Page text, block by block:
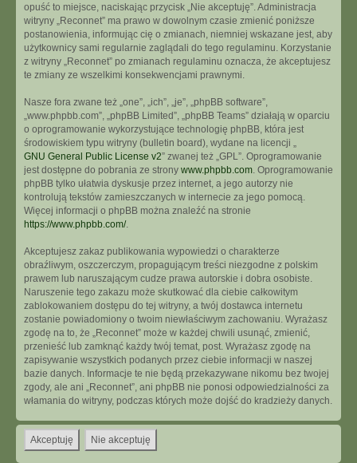
opuść to miejsce, naciskając przycisk „Nie akceptuję”. Administracja
witryny „Reconnet” ma prawo w dowolnym czasie zmienić poniższe
postanowienia, informując cię o zmianach, niemniej wskazane jest, aby
użytkownicy sami regularnie zaglądali do tego regulaminu. Korzystanie
z witryny „Reconnet” po zmianach regulaminu oznacza, że akceptujesz
te zmiany ze wszelkimi konsekwencjami prawnymi.
Nasze fora zwane też „one”, „ich”, „je”, „phpBB software”,
„www.phpbb.com”, „phpBB Limited”, „phpBB Teams” działają w oparciu
o oprogramowanie wykorzystujące technologię phpBB, która jest
środowiskiem typu witryny (bulletin board), wydane na licencji „
GNU General Public License v2” zwanej też „GPL”. Oprogramowanie
jest dostępne do pobrania ze strony www.phpbb.com. Oprogramowanie
phpBB tylko ułatwia dyskusje przez internet, a jego autorzy nie
kontrolują tekstów zamieszczanych w internecie za jego pomocą.
Więcej informacji o phpBB można znaleźć na stronie
https://www.phpbb.com/.
Akceptujesz zakaz publikowania wypowiedzi o charakterze
obraźliwym, oszczerczym, propagującym treści niezgodne z polskim
prawem lub naruszającym cudze prawa autorskie i dobra osobiste.
Naruszenie tego zakazu może skutkować dla ciebie całkowitym
zablokowaniem dostępu do tej witryny, a twój dostawca internetu
zostanie powiadomiony o twoim niewłaściwym zachowaniu. Wyrażasz
zgodę na to, że „Reconnet” może w każdej chwili usunąć, zmienić,
przenieść lub zamknąć każdy twój temat, post. Wyrażasz zgodę na
zapisywanie wszystkich podanych przez ciebie informacji w naszej
bazie danych. Informacje te nie będą przekazywane nikomu bez twojej
zgody, ale ani „Reconnet”, ani phpBB nie ponosi odpowiedzialności za
włamania do witryny, podczas których może dojść do kradzieży danych.